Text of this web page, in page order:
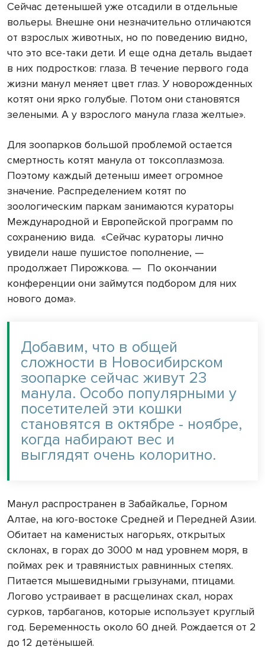
Сейчас детенышей уже отсадили в отдельные
вольеры. Внешне они незначительно отличаются
от взрослых животных, но по поведению видно,
что это все-таки дети. И еще одна деталь выдает
в них подростков: глаза. В течение первого года
жизни манул меняет цвет глаз. У новорожденных
котят они ярко голубые. Потом они становятся
зелеными. А у взрослого манула глаза желтые».
Для зоопарков большой проблемой остается
смертность котят манула от токсоплазмоза.
Поэтому каждый детеныш имеет огромное
значение. Распределением котят по
зоологическим паркам занимаются кураторы
Международной и Европейской программ по
сохранению вида. «Сейчас кураторы лично
увидели наше пушистое пополнение, —
продолжает Пирожкова. — По окончании
конференции они займутся подбором для них
нового дома».
Добавим, что в общей
сложности в Новосибирском
зоопарке сейчас живут 23
манула. Особо популярными у
посетителей эти кошки
становятся в октябре - ноябре,
когда набирают вес и
выглядят очень колоритно.
Манул распространен в Забайкалье, Горном
Алтае, на юго-востоке Средней и Передней Азии.
Обитает на каменистых нагорьях, открытых
склонах, в горах до 3000 м над уровнем моря, в
поймах рек и травянистых равнинных степях.
Питается мышевидными грызунами, птицами.
Логово устраивает в расщелинах скал, норах
сурков, тарбаганов, которые использует круглый
год. Беременность около 60 дней. Рождается от 2
до 12 детёнышей.